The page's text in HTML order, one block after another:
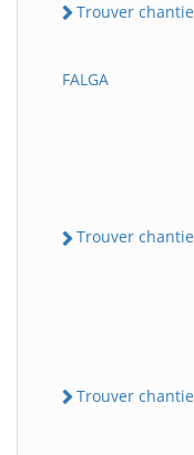
Trouver
FALGA
Trouver
Trouver